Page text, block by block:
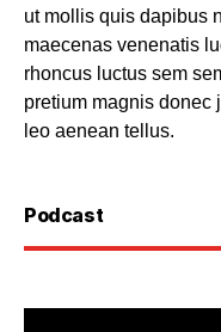
ut mollis quis dapibus
maecenas venenatis
rhoncus luctus sem
pretium magnis donec
leo aenean tellus.
Podcast